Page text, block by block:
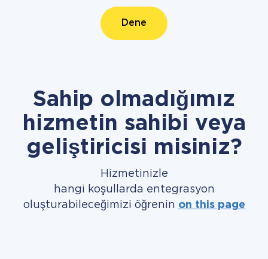
Dene
Sahip olmadığımız
hizmetin sahibi veya
geliştiricisi misiniz?
Hizmetinizle
hangi koşullarda entegrasyon
oluşturabileceğimizi öğrenin on this page